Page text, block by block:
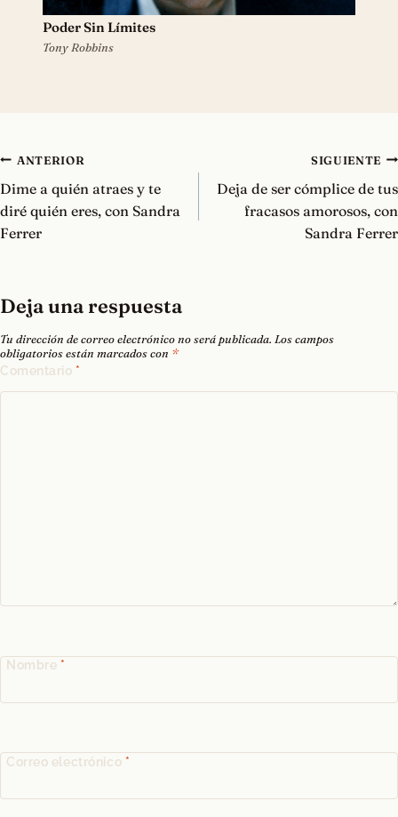
Poder Sin Límites
Tony Robbins
Navegación
de
entradas
ANTERIOR
Dime a quién atraes y te
diré quién eres, con Sandra
Ferrer
SIGUIENTE
Deja de ser cómplice de tus
fracasos amorosos, con
Sandra Ferrer
Deja una respuesta
Tu dirección de correo electrónico no será publicada. Los campos
obligatorios están marcados con *
Comentario *
Nombre *
Correo electrónico *